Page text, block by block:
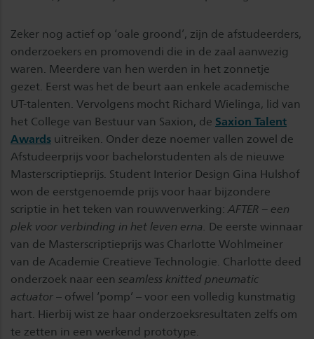
Zeker nog actief op ‘oale groond’, zijn de afstudeerders,
onderzoekers en promovendi die in de zaal aanwezig
waren. Meerdere van hen werden in het zonnetje
gezet. Eerst was het de beurt aan enkele academische
UT-talenten. Vervolgens mocht Richard Wielinga, lid van
het College van Bestuur van Saxion, de Saxion Talent
Awards uitreiken. Onder deze noemer vallen zowel de
Afstudeerprijs voor bachelorstudenten als de nieuwe
Masterscriptieprijs. Student Interior Design Gina Hulshof
won de eerstgenoemde prijs voor haar bijzondere
scriptie in het teken van rouwverwerking: AFTER – een
plek voor verbinding in het leven erna.
De eerste winnaar
van de Masterscriptieprijs was Charlotte Wohlmeiner
van de Academie Creatieve Technologie. Charlotte deed
onderzoek naar een seamless knitted pneumatic
actuator – ofwel ‘pomp’ – voor een volledig kunstmatig
hart. Hierbij wist ze haar onderzoeksresultaten zelfs om
te zetten in een werkend prototype.